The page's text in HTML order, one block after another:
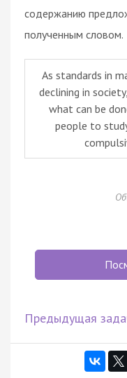
содержанию
полученным словом.
As standards in
declining in
what can be
people to
Предыдущая